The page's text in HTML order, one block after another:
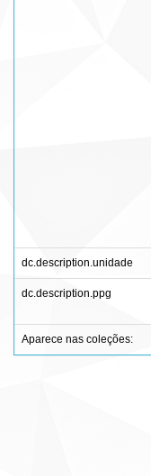
dc.description.unidade
dc.description.ppg
Aparece nas coleções: